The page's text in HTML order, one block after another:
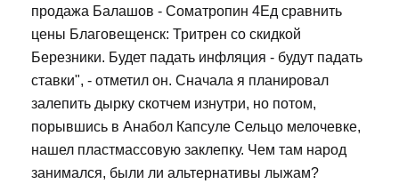
продажа Балашов - Cоматропин 4Ед сравнить
цены Благовещенск: Тритрен со скидкой
Березники. Будет падать инфляция - будут падать
ставки", - отметил он. Сначала я планировал
залепить дырку скотчем изнутри, но потом,
порывшись в Анабол Капсуле Сельцо мелочевке,
нашел пластмассовую заклепку. Чем там народ
занимался, были ли альтернативы лыжам?